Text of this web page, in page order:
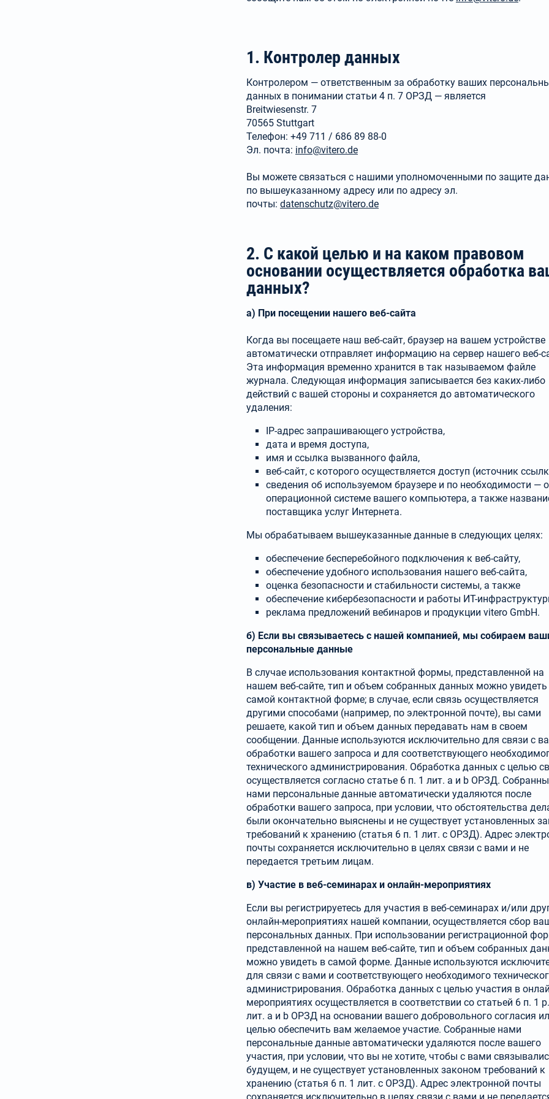
1. Контролер данных
Контролером — ответственным за обработку ваших
данных в понимании статьи 4 п. 7 ОРЗД — является
Breitwiesenstr. 7
70565 Stuttgart
Телефон: +49 711 / 686 89 88-0
Эл. почта: info@vitero.de
Вы можете связаться с нашими уполномоченными по защите
по вышеуказанному адресу или по адресу эл.
почты: datenschutz@vitero.de
2. С какой целью и на каком правовом
основании осуществляется обработка
данных?
а) При посещении нашего веб-сайта
Когда вы посещаете наш веб-сайт, браузер на вашем устрой­стве
автоматически отправляет информацию на сервер нашего веб-
Эта инфор­мация временно хра­нится в так называемом файле
журнала. Следующая информация записывается без каких-либо
действий с вашей стороны и сохраняется до автоматического
удаления:
IP-адрес запрашивающего устройства,
дата и время доступа,
имя и ссылка вызванного файла,
веб-сайт, с которого осуществляется доступ (источник
сведения об используемом браузере и по необходимости —
операционной системе вашего компьютера, а также
поставщика услуг Интернета.
Мы обрабатываем вышеуказанные данные в следующих целях:
обеспечение бесперебойного подключения к веб-сайту,
обеспечение удобного использования нашего веб-сайта,
оценка безопасности и стабильности системы, а также
обеспечение кибербезопасности и работы ИТ-
реклама предложений вебинаров и продукции vitero GmbH.
б) Если вы связываетесь с нашей компанией, мы собираем
персональные данные
В случае использования контактной формы, представ­ленной на
нашем веб-сайте, тип и объем собранных данных можно увидеть
самой контактной форме; в случае, если связь осуществляется
другими способами (например, по электронной почте), вы сами
решаете, какой тип и объем данных передавать нам в своем
сообщении. Данные используются исключительно для связи с
обработки вашего запроса и для соот­ветству­ющего
технического админи­стрирования. Обработка данных с целью
осу­ществляется согласно статье 6 п. 1 лит. a и b ОРЗД.
нами персональные данные автоматически удаляются после
обработки вашего запроса, при условии, что обстоятельства
были окончательно выяснены и не существует установленных
требований к хранению (статья 6 п. 1 лит. c ОРЗД). Адрес
почты сохраняется исключительно в целях связи с вами и не
передается третьим лицам.
в) Участие в веб-семинарах и онлайн-мероприятиях
Если вы регистрируетесь для участия в веб-семинарах и/или
онлайн-мероприятиях нашей компании, осу­ществляется сбор
персональных данных. При использовании регистрационной
представленной на нашем веб-сайте, тип и объем собранных
можно увидеть в самой форме. Данные используются
для связи с вами и соответствующего необходимого
администрирования. Обра­ботка данных с целью участия в
мероприятиях осуществляется в соответствии со статьей 6 п. 1
лит. a и b ОРЗД на основании вашего добровольного согласия
целью обеспечить вам желаемое участие. Собра­нные нами
персональные данные автоматически удаля­ются после вашего
участия, при условии, что вы не хотите, чтобы с вами
будущем, и не существует установленных законом требований к
хранению (статья 6 п. 1 лит. c ОРЗД). Адрес электронной почты
Выбрать язык:
Deutsch English
(Английский)
Español / México
(Испанский / Мексика)
Найти: